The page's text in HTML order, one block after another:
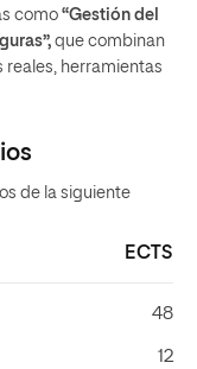
como “Gestión del
que combinan
reales, herramientas
de la siguiente
ECTS
48
12